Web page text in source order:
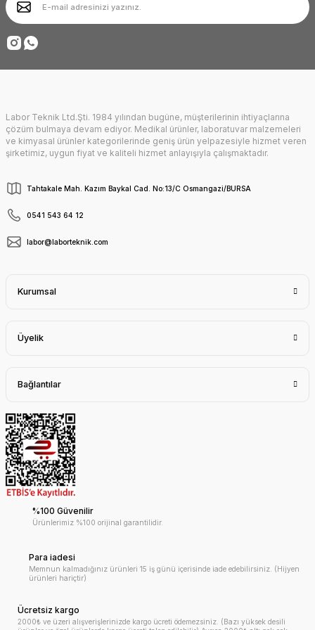
Ürün fiyatı diğer sitelerden daha pahalı.
Bu ürüne benzer farklı alternatifler olmalı.
Gönder
Deneyimini Paylaş
Labor Teknik Ltd.Şti. 1984 yılından bugüne, müşterilerinin ihtiyaçlarına
çözüm bulmaya devam ediyor. Medikal ürünler, laboratuvar malzemeleri
ve kimyasal ürünler kategorilerinde geniş ürün yelpazesiyle hizmet veren
şirketimiz, uygun fiyat ve kaliteli hizmet anlayışıyla çalışmaktadır.
Tahtakale Mah. Kazım Baykal Cad. No:13/C Osmangazi/BURSA
0541 543 64 12
labor@laborteknik.com
Kurumsal
Üyelik
Bağlantılar
%100 Güvenilir
Ürünlerimiz %100 orijinal garantilidir.
Para iadesi
Memnun kalmadığınız ürünleri 15 iş günü içerisinde iade edebilirsiniz. (Hijyen
ürünleri hariçtir)
Ücretsiz kargo
2000₺ ve üzeri alışverişlerinizde kargo ücreti ödemezsiniz. (Bazı yüksek desili